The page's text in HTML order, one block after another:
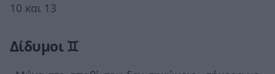
10 και 13
Δίδυμοι ♊